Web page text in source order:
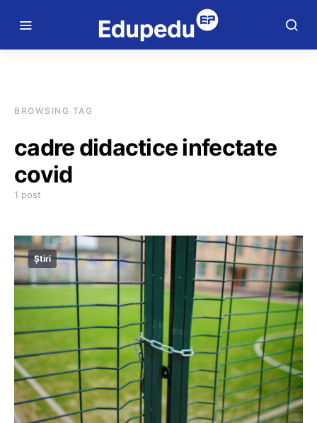
BROWSING TAG
cadre didactice infectate
covid
1 post
Știri